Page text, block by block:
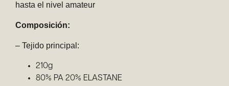
hasta el nivel amateur
Composición:
– Tejido principal:
210g
80% PA 20% ELASTANE